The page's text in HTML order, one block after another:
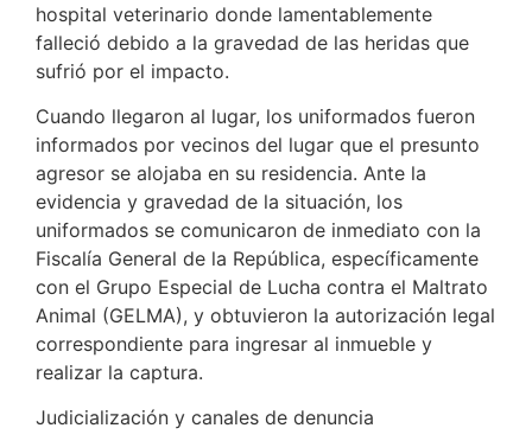
hospital veterinario donde lamentablemente
falleció debido a la gravedad de las heridas que
sufrió por el impacto.
Cuando llegaron al lugar, los uniformados fueron
informados por vecinos del lugar que el presunto
agresor se alojaba en su residencia. Ante la
evidencia y gravedad de la situación, los
uniformados se comunicaron de inmediato con la
Fiscalía General de la República, específicamente
con el Grupo Especial de Lucha contra el Maltrato
Animal (GELMA), y obtuvieron la autorización legal
correspondiente para ingresar al inmueble y
realizar la captura.
Judicialización y canales de denuncia